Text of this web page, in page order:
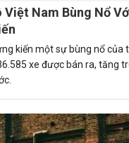
Việt Nam Bùng Nổ
kiến một sự bùng nổ của
xe được bán ra, tăng